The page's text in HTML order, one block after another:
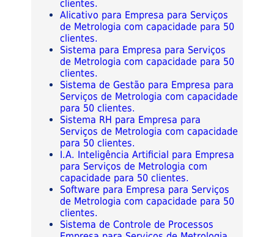
clientes.
Alicativo para Empresa para Serviços
de Metrologia com capacidade para 50
clientes.
Sistema para Empresa para Serviços
de Metrologia com capacidade para 50
clientes.
Sistema de Gestão para Empresa para
Serviços de Metrologia com capacidade
para 50 clientes.
Sistema RH para Empresa para
Serviços de Metrologia com capacidade
para 50 clientes.
I.A. Inteligência Artificial para Empresa
para Serviços de Metrologia com
capacidade para 50 clientes.
Software para Empresa para Serviços
de Metrologia com capacidade para 50
clientes.
Sistema de Controle de Processos